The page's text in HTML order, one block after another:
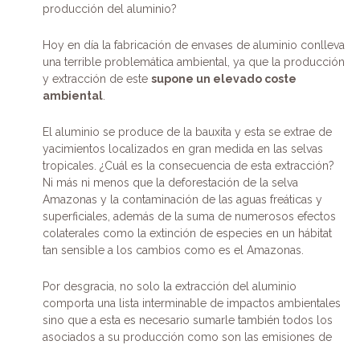
producción del aluminio?
Hoy en día la fabricación de envases de aluminio conlleva
una terrible problemática ambiental, ya que la producción
y extracción de este supone un elevado coste
ambiental.
El aluminio se produce de la bauxita y esta se extrae de
yacimientos localizados en gran medida en las selvas
tropicales. ¿Cuál es la consecuencia de esta extracción?
Ni más ni menos que la deforestación de la selva
Amazonas y la contaminación de las aguas freáticas y
superficiales, además de la suma de numerosos efectos
colaterales como la extinción de especies en un hábitat
tan sensible a los cambios como es el Amazonas.
Por desgracia, no solo la extracción del aluminio
comporta una lista interminable de impactos ambientales
sino que a esta es necesario sumarle también todos los
asociados a su producción como son las emisiones de